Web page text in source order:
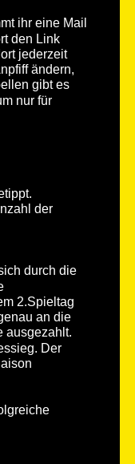
ihr eine Mail
den Link
jederzeit
ändern,
gibt es
nur für
der
durch die
2.Spieltag
an die
ausgezahlt.
Der